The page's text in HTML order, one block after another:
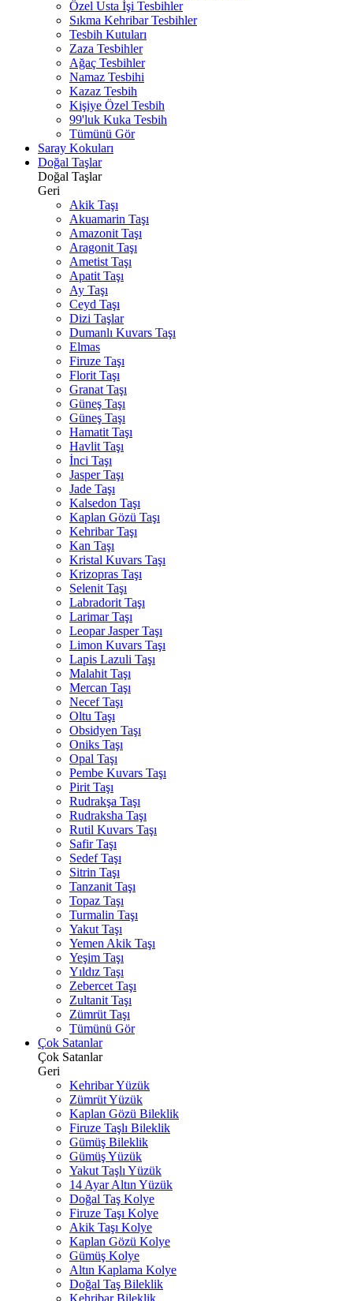
Özel Usta İşi Tesbihler
Sıkma Kehribar Tesbihler
Tesbih Kutuları
Zaza Tesbihler
Ağaç Tesbihler
Namaz Tesbihi
Kazaz Tesbih
Kişiye Özel Tesbih
99'luk Kuka Tesbih
Tümünü Gör
Saray Kokuları
Doğal Taşlar
Doğal Taşlar
Geri
Akik Taşı
Akuamarin Taşı
Amazonit Taşı
Aragonit Taşı
Ametist Taşı
Apatit Taşı
Ay Taşı
Ceyd Taşı
Dizi Taşlar
Dumanlı Kuvars Taşı
Elmas
Firuze Taşı
Florit Taşı
Granat Taşı
Güneş Taşı
Güneş Taşı
Hamatit Taşı
Havlit Taşı
İnci Taşı
Jasper Taşı
Jade Taşı
Kalsedon Taşı
Kaplan Gözü Taşı
Kehribar Taşı
Kan Taşı
Kristal Kuvars Taşı
Krizopras Taşı
Selenit Taşı
Labradorit Taşı
Larimar Taşı
Leopar Jasper Taşı
Limon Kuvars Taşı
Lapis Lazuli Taşı
Malahit Taşı
Mercan Taşı
Necef Taşı
Oltu Taşı
Obsidyen Taşı
Oniks Taşı
Opal Taşı
Pembe Kuvars Taşı
Pirit Taşı
Rudrakşa Taşı
Rudraksha Taşı
Rutil Kuvars Taşı
Safir Taşı
Sedef Taşı
Sitrin Taşı
Tanzanit Taşı
Topaz Taşı
Turmalin Taşı
Yakut Taşı
Yemen Akik Taşı
Yeşim Taşı
Yıldız Taşı
Zebercet Taşı
Zultanit Taşı
Zümrüt Taşı
Tümünü Gör
Çok Satanlar
Çok Satanlar
Geri
Kehribar Yüzük
Zümrüt Yüzük
Kaplan Gözü Bileklik
Firuze Taşlı Bileklik
Gümüş Bileklik
Gümüş Yüzük
Yakut Taşlı Yüzük
14 Ayar Altın Yüzük
Doğal Taş Kolye
Firuze Taşı Kolye
Akik Taşı Kolye
Kaplan Gözü Kolye
Gümüş Kolye
Altın Kaplama Kolye
Doğal Taş Bileklik
Kehribar Bileklik